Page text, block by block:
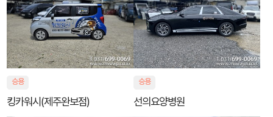
승용
킹카워시(제주완보점)
승용
선의요양병원